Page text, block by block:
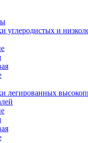
углеродистых и
легированных